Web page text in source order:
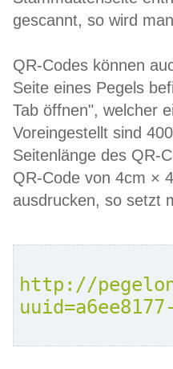
gescannt, so wird
QR-Codes können
Seite eines Pegels
Tab öffnen", welcher
Voreingestellt sind
Seitenlänge des QR-
QR-Code von 4cm ×
ausdrucken, so setzt
http://